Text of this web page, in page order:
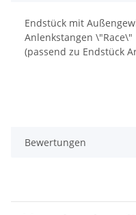
Endstück mit
Anlenkstangen \"Race\"
(passend zu Endstück
Bewertungen